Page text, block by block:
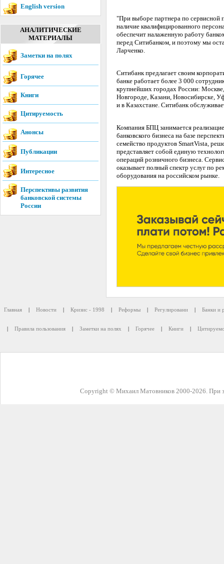
English version
АНАЛИТИЧЕСКИЕ
МАТЕРИАЛЫ
Заметки на полях
Горячее
Книги
Цитируемость
Анонсы
Публикации
Интересное
Перспективы развития
банковской системы
России
"При выборе партнера по сервисной
наличие квалифицированного
обеспечит налаженную работу
перед Ситибанком, и поэтому мы
Ларченко.
Ситибанк предлагает своим
банке работает более 3 000
крупнейших городах России:
Новгороде, Казани, Новосибирске,
и в Казахстане. Ситибанк
Компания БПЦ занимается
банковского бизнеса на базе
семейство продуктов SmartVista,
представляет собой единую
операций розничного бизнеса.
оказывает полный спектр услуг по
оборудования на российском рынке.
Главная | Новости | Кризис - 1998 | Реформы | Регулировани | Банки и
| Правила пользования | Заметки на полях | Горячее | Книги |
Copyright © Михаил Матовников 2000-2026. При